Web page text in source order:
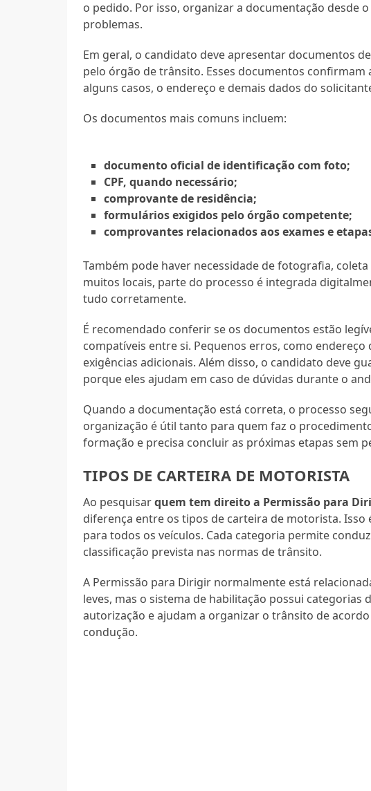
o pedido. Por isso, organizar a documentação desde
problemas.
Em geral, o candidato deve apresentar documentos
pelo órgão de trânsito. Esses documentos
alguns casos, o endereço e demais dados do
Os documentos mais comuns incluem:
documento oficial de identificação com foto;
CPF, quando necessário;
comprovante de residência;
formulários exigidos pelo órgão competente;
comprovantes relacionados aos exames e
Também pode haver necessidade de fotografia,
muitos locais, parte do processo é integrada
tudo corretamente.
É recomendado conferir se os documentos estão
compatíveis entre si. Pequenos erros, como
exigências adicionais. Além disso, o candidato deve
porque eles ajudam em caso de dúvidas durante o
Quando a documentação está correta, o processo
organização é útil tanto para quem faz o
formação e precisa concluir as próximas etapas sem
TIPOS DE CARTEIRA DE MOTORISTA
Ao pesquisarquem tem direito a Permissão para
diferença entre os tipos de carteira de motorista.
para todos os veículos. Cada categoria permite
classificação prevista nas normas de trânsito.
A Permissão para Dirigir normalmente está
leves, mas o sistema de habilitação possui categorias
autorização e ajudam a organizar o trânsito de
condução.